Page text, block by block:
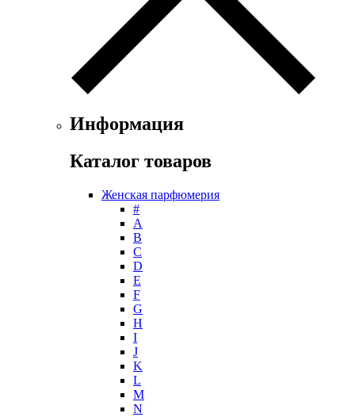
Информация
Каталог товаров
Женская парфюмерия
#
А
B
C
D
E
F
G
H
I
J
K
L
M
N